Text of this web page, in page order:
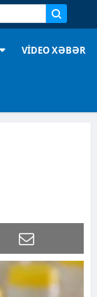
VİDEO XƏBƏR